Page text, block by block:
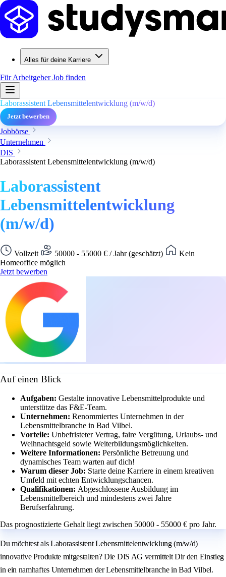
Alles für deine Karriere
Für ArbeitgeberJob finden
Laborassistent Lebensmittelentwicklung (m/w/d)
Jetzt bewerben
Jobbörse
Unternehmen
DIS
Laborassistent Lebensmittelentwicklung (m/w/d)
Laborassistent
Lebensmittelentwicklung
(m/w/d)
Vollzeit 50000 - 55000 € / Jahr (geschätzt)
Kein
Homeoffice möglich
Jetzt bewerben
Auf einen Blick
Aufgaben: Gestalte innovative Lebensmittelprodukte und
unterstütze das F&E-Team.
Unternehmen: Renommiertes Unternehmen in der
Lebensmittelbranche in Bad Vilbel.
Vorteile: Unbefristeter Vertrag, faire Vergütung, Urlaubs- und
Weihnachtsgeld sowie Weiterbildungsmöglichkeiten.
Weitere Informationen: Persönliche Betreuung und
dynamisches Team warten auf dich!
Warum dieser Job: Starte deine Karriere in einem kreativen
Umfeld mit echten Entwicklungschancen.
Qualifikationen: Abgeschlossene Ausbildung im
Lebensmittelbereich und mindestens zwei Jahre
Berufserfahrung.
Das prognostizierte Gehalt liegt zwischen 50000 - 55000 € pro Jahr.
Du möchtest als Laborassistent Lebensmittelentwicklung (m/w/d)
innovative Produkte mitgestalten? Die DIS AG vermittelt Dir den Einstieg
in ein namhaftes Unternehmen der Lebensmittelbranche in Bad Vilbel.